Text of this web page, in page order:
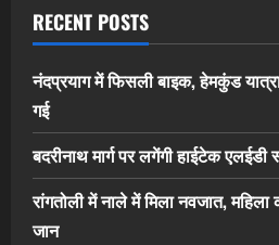
RECENT POSTS
नंदप्रयाग में फिसली बाइक, हेमकुंड
गई
बदरीनाथ मार्ग पर लगेंगी हाईटेक
रांगतोली में नाले में मिला नवजात,
जान